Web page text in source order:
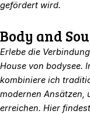
gefördert wird.
Body and
Erlebe die
House von bodysee.
kombiniere ich
modernen Ansätzen,
erreichen. Hier